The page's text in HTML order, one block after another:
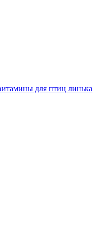
для птиц линька